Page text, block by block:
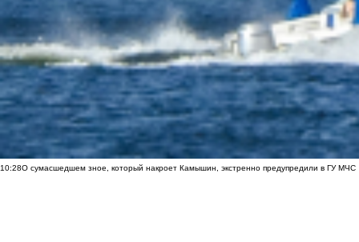
10:28О сумасшедшем зное, который накроет Камышин, экстренно предупредили в ГУ МЧС